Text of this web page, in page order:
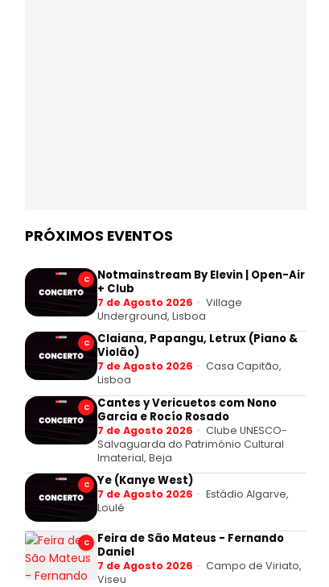
PRÓXIMOS EVENTOS
C
Notmainstream By Elevin | Open-Air
+ Club
7 de Agosto 2026
Village
Underground, Lisboa
C
Claiana, Papangu, Letrux (Piano &
Violão)
7 de Agosto 2026
Casa Capitão,
Lisboa
C
Cantes y Vericuetos com Nono
Garcia e Rocío Rosado
7 de Agosto 2026
Clube UNESCO-
Salvaguarda do Património Cultural
Imaterial, Beja
C Ye (Kanye West)
7 de Agosto 2026
Estádio Algarve,
Loulé
C
Feira de São Mateus - Fernando
Daniel
7 de Agosto 2026
Campo de Viriato,
Viseu